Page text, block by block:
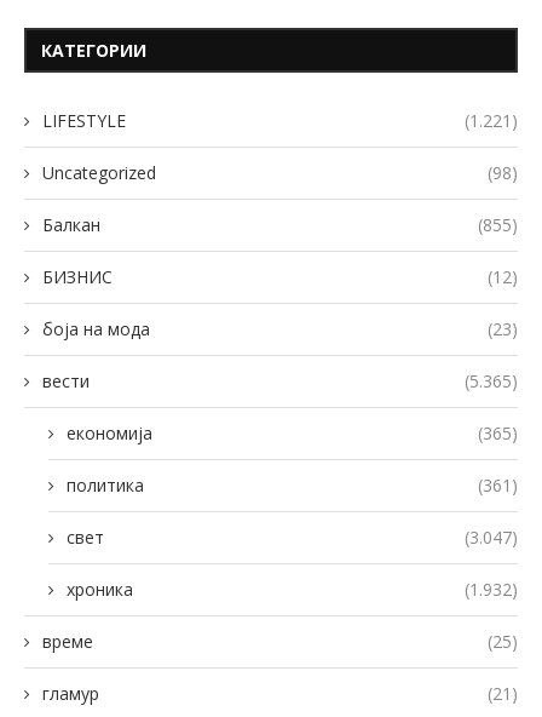
КАТЕГОРИИ
LIFESTYLE (1.221)
Uncategorized (98)
Балкан (855)
БИЗНИС (12)
боја на мода (23)
вести (5.365)
економија (365)
политика (361)
свет (3.047)
хроника (1.932)
време (25)
гламур (21)